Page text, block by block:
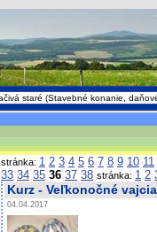
stránka: 1 2 3 4 5 6 7 8 9 10 11
33 34 35 36 37 38
Kurz - Veľkonočné
04.04.2017
stránka: 1 2